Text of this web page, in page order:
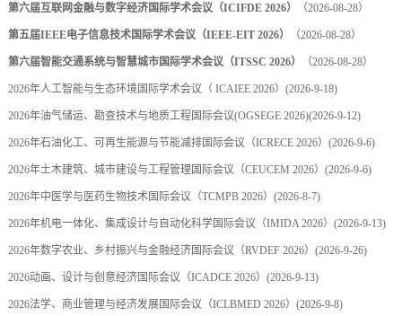
第六届互联网金融与数字经济国际学术会议（ICIFDE 2026） （2026-08-28）
第五届IEEE电子信息技术国际学术会议（IEEE-EIT 2026） （2026-08-28）
第六届智能交通系统与智慧城市国际学术会议（ITSSC 2026） （2026-08-28）
2026年人工智能与生态环境国际学术会议（ ICAIEE 2026） (2026-9-18)
2026年油气储运、勘查技术与地质工程国际会议(OGSEGE 2026)(2026-9-12)
2026年石油化工、可再生能源与节能减排国际会议（ICRECE 2026） (2026-9-6)
2026年土木建筑、城市建设与工程管理国际会议（CEUCEM 2026） (2026-9-6)
2026年中医学与医药生物技术国际会议（TCMPB 2026） (2026-8-7)
2026年机电一体化、集成设计与自动化科学国际会议（IMIDA 2026） (2026-9-13)
2026年数字农业、乡村振兴与金融经济国际会议（RVDEF 2026） (2026-9-26)
2026动画、设计与创意经济国际会议（ICADCE 2026） (2026-9-13)
2026法学、商业管理与经济发展国际会议（ICLBMED 2026） (2026-9-8)